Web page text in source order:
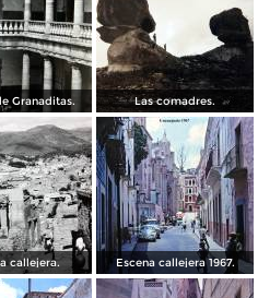
Granaditas. Las comadres.
callejera. Escena callejera 1967.